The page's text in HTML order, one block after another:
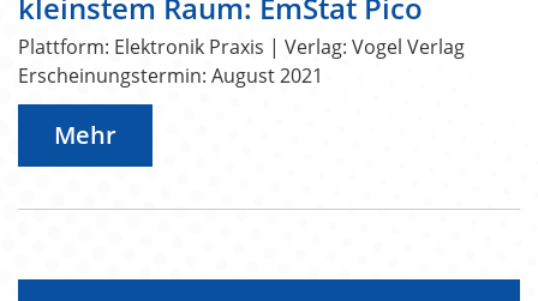
Plattform: Elektronik Praxis | Verlag: Vogel Verlag
Erscheinungstermin: August 2021
Mehr